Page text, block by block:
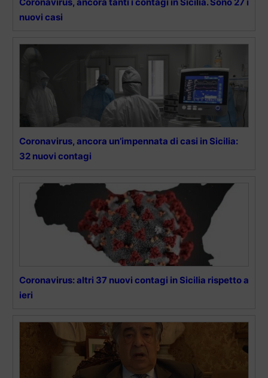
nuovi casi
Coronavirus, ancora un’impennata di casi in Sicilia:
32 nuovi contagi
Coronavirus: altri 37 nuovi contagi in Sicilia rispetto a
ieri